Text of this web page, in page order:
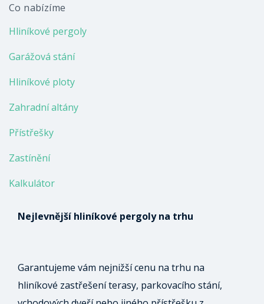
Co nabízíme
Hliníkové pergoly
Garážová stání
Hliníkové ploty
Zahradní altány
Přístřešky
Zastínění
Kalkulátor
Nejlevnější hliníkové pergoly na trhu
Garantujeme vám nejnižší cenu na trhu na
hliníkové zastřešení terasy, parkovacího stání,